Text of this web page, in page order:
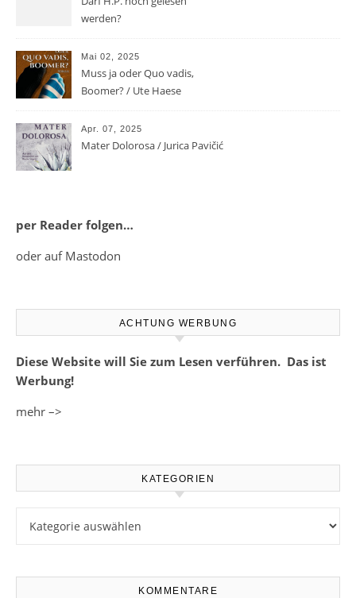
werden?
Mai 02, 2025
Muss ja oder Quo vadis,
Boomer? / Ute Haese
Apr. 07, 2025
Mater Dolorosa / Jurica Pavičić
per Reader folgen…
oder auf Mastodon
ACHTUNG WERBUNG
Diese Website will Sie zum Lesen verführen. Das ist
Werbung!
mehr –>
KATEGORIEN
KOMMENTARE